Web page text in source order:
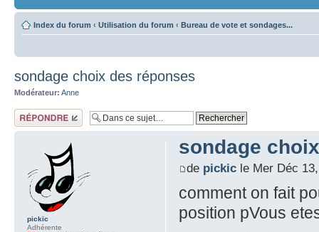
Index du forum ‹ Utilisation du forum ‹ Bureau de vote et sondages...
sondage choix des réponses
Modérateur: Anne
Répondre
sondage
de pickicle Mer Déc
comment on fait
position pVous
pickic
Adhérente